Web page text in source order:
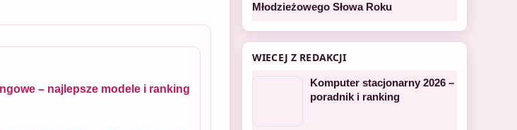
– najlepsze modele i ranking
Młodzieżowego Słowa Roku
WIECEJ Z REDAKCJI
Komputer stacjonarny 2026 –
poradnik i ranking